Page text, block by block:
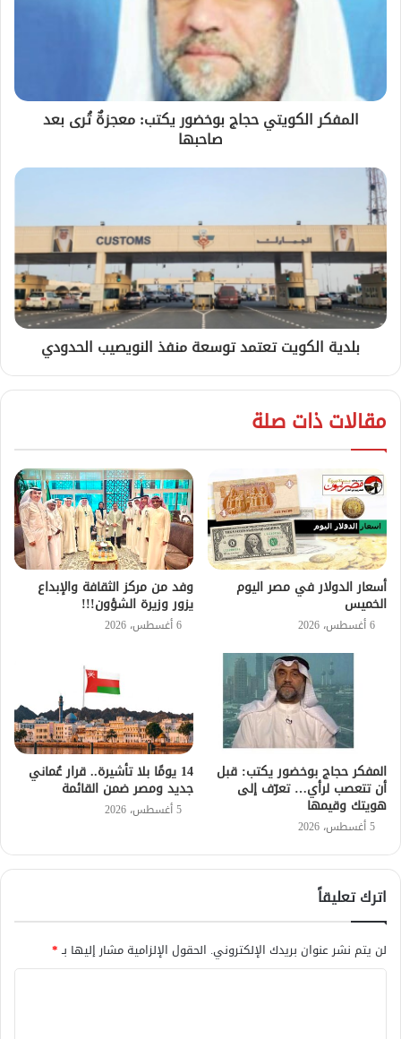
المفكر الكويتي حجاج بوخضور يكتب: معجزةٌ تُرى بعد
صاحبها
بلدية الكويت تعتمد توسعة منفذ النويصيب الحدودي
مقالات ذات صلة
أسعار الدولار في مصر اليوم
الخميس
6 أغسطس، 2026
وفد من مركز الثقافة والإبداع
يزور وزيرة الشؤون!!!
6 أغسطس، 2026
المفكر حجاج بوخضور يكتب: قبل
أن تتعصب لرأي… تعرّف إلى
هويتك وقيمها
5 أغسطس، 2026
14 يومًا بلا تأشيرة.. قرار عُماني
جديد ومصر ضمن القائمة
5 أغسطس، 2026
اترك تعليقاً
لن يتم نشر عنوان بريدك الإلكتروني. الحقول الإلزامية مشار إليها بـ*